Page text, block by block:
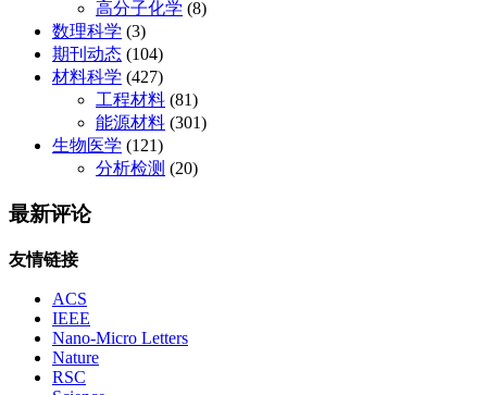
高分子化学 (8)
数理科学 (3)
期刊动态 (104)
材料科学 (427)
工程材料 (81)
能源材料 (301)
生物医学 (121)
分析检测 (20)
最新评论
友情链接
ACS
IEEE
Nano-Micro Letters
Nature
RSC